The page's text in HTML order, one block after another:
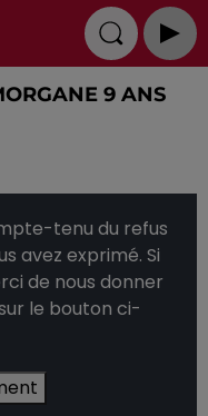
9 ANS
tenu du refus
avez exprimé. Si
de nous donner
le bouton ci-